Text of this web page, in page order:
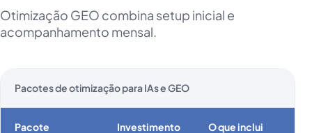
Otimização GEO combina setup inicial e
acompanhamento mensal.
Pacotes de otimização para IAs e GEO
Pacote Investimento O que inclui